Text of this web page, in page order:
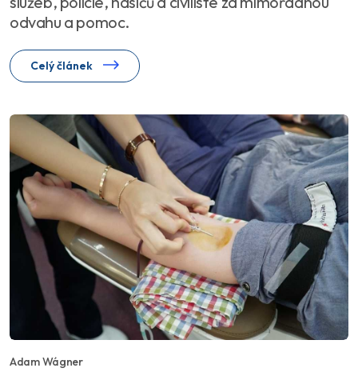
odvahu a pomoc.
Celý článek
Adam Wágner